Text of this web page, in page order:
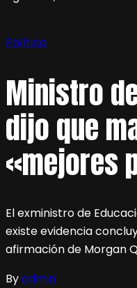
Política
Ministro
dijo que
«mejores
El exministro de
existe evidencia
afirmación de Morgan
Byadmin